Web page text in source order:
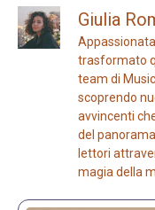
Giulia
trasformato
team di
scoprendo
avvincenti
del
lettori
magia della